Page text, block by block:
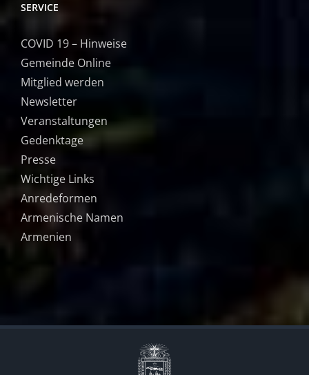
SERVICE
COVID 19 – Hinweise
Gemeinde Online
Mitglied werden
Newsletter
Veranstaltungen
Gedenktage
Presse
Wichtige Links
Anredeformen
Armenische Namen
Armenien